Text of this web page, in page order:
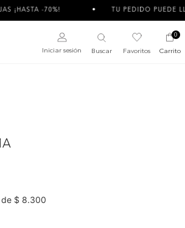
TU PEDIDO PUEDE LLEGAR DIVIDIDO
Iniciar sesión Buscar Favoritos
0
Carrito
de $ 8.300